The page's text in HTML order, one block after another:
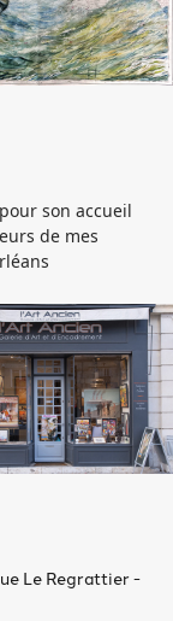
son accueil
de mes
Le Regrattier -